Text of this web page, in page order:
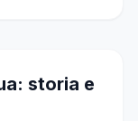
storia e